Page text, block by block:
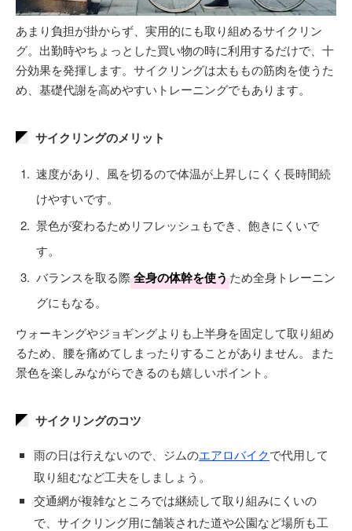
あまり負担が掛からず、実用的にも取り組めるサイクリン
グ。出勤時やちょっとした買い物の時に利用するだけで、十
分効果を発揮します。サイクリングは太ももの筋肉を使うた
め、基礎代謝を高めやすいトレーニングでもあります。
サイクリングのメリット
速度があり、風を切るので体温が上昇しにくく長時間続
けやすいです。
景色が変わるためリフレッシュもでき、飽きにくいで
す。
バランスを取る際全身の体幹を使うため全身トレーニン
グにもなる。
ウォーキングやジョギングよりも上半身を固定して取り組め
るため、腰を痛めてしまったりすることがありません。また
景色を楽しみながらできるのも嬉しいポイント。
サイクリングのコツ
雨の日は行えないので、ジムのエアロバイクで代用して
取り組むなど工夫をしましょう。
交通網が複雑なところでは継続して取り組みにくいの
で、サイクリング用に舗装された道や公園など場所も工